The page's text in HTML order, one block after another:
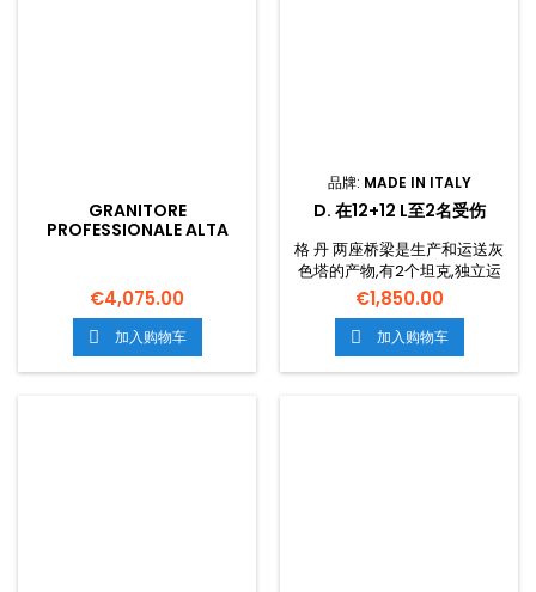
GRANITORE
PROFESSIONALE ALTA
€4,075.00
 加入购物车
品牌: MADE IN ITALY
D. 在12+12 L至2名受伤
格 丹 两座桥梁是生产和运送灰
色塔的产物,有2个坦克,独立运
作,每12个发电机的能力。. 应在
外部和内部使用。. 被带到LED
照明系统,也能够容纳习俗标
签。. 混合系统,以避免形成光学
积累,使之符合完善的产品。. 你
€1,850.00
 加入购物车